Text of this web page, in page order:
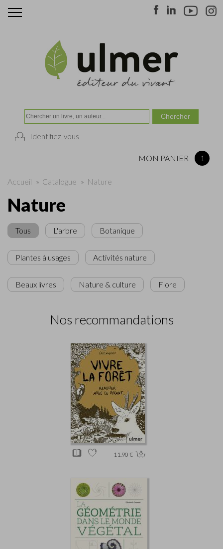
Identifiez-vous
MON PANIER 1
Accueil » Catalogue » Nature
Nature
Tous L'arbre Botanique
Plantes à usages Activités nature
Beaux livres Nature & culture Flore
Nos recommandations
11.90 €